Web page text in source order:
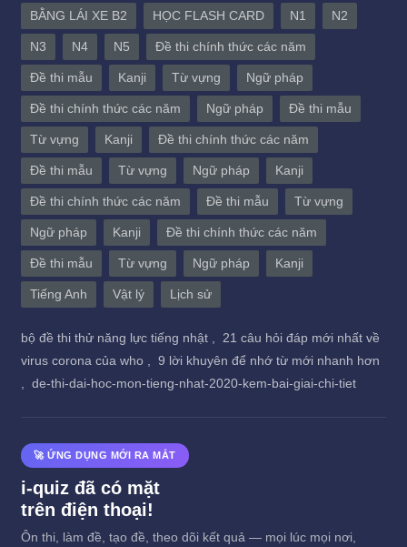
BẰNG LÁI XE B2 HỌC FLASH CARD N1 N2
N3 N4 N5 Đề thi chính thức các năm
Đề thi mẫu Kanji Từ vựng Ngữ pháp
Đề thi chính thức các năm Ngữ pháp Đề thi mẫu
Từ vựng Kanji Đề thi chính thức các năm
Đề thi mẫu Từ vựng Ngữ pháp Kanji
Đề thi chính thức các năm Đề thi mẫu Từ vựng
Ngữ pháp Kanji Đề thi chính thức các năm
Đề thi mẫu Từ vựng Ngữ pháp Kanji
Tiếng Anh Vật lý Lịch sử
bộ đề thi thử năng lực tiếng nhật , 21 câu hỏi đáp mới nhất về
virus corona của who , 9 lời khuyên để nhớ từ mới nhanh hơn
, de-thi-dai-hoc-mon-tieng-nhat-2020-kem-bai-giai-chi-tiet
🚀 ỨNG DỤNG MỚI RA MẮT
i-quiz đã có mặt
trên điện thoại!
Ôn thi, làm đề, tạo đề, theo dõi kết quả — mọi lúc mọi nơi,